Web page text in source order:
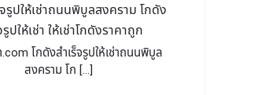
รูปให้เช่าถนนพิบูลสงคราม โกดัง
รูปให้เช่า ให้เช่าโกดังราคาถูก
.com โกดังสำเร็จรูปให้เช่าถนนพิบูล
สงคราม โก […]